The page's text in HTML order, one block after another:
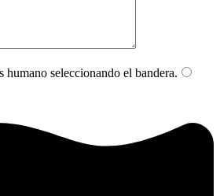
humano seleccionando el bandera.